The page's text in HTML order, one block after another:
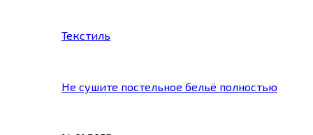
Текстиль
Не сушите постельное бельё полностью